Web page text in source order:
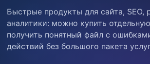
Быстрые продукты для сайта, SEO,
аналитики: можно купить
получить понятный файл с
действий без большого пакета